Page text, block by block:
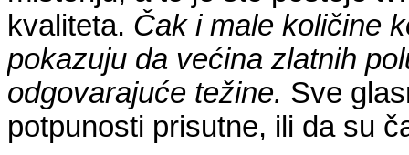
kvaliteta. Čak i male količine
pokazuju da većina zlatnih
odgovarajuće težine. Sve
potpunosti prisutne, ili da su